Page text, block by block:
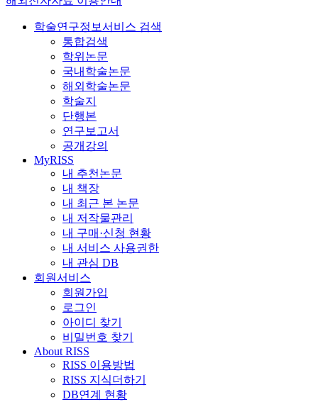
학술연구정보서비스 검색
통합검색
학위논문
국내학술논문
해외학술논문
학술지
단행본
연구보고서
공개강의
MyRISS
내 추천논문
내 책장
내 최근 본 논문
내 저작물관리
내 구매·신청 현황
내 서비스 사용권한
내 관심 DB
회원서비스
회원가입
로그인
아이디 찾기
비밀번호 찾기
About RISS
RISS 이용방법
RISS 지식더하기
DB연계 현황